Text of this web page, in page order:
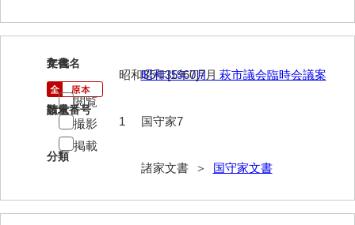
大野毛利家文書
大本氏収集文書
岡家文書（福栄村）
岡家文書（周南市）
岡田家文書（徳地町）
岡田家文書（萩市）
7
文書名
昭和35年7月 萩市議会臨時会議案
請求番号
国守家7
分類
諸家文書 ＞ 国守家文書
年代
昭和35年[1960]7月
数量
1
閲覧
撮影
掲載